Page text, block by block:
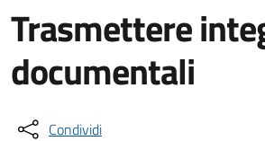
Trasmettere
documentali
Condividi